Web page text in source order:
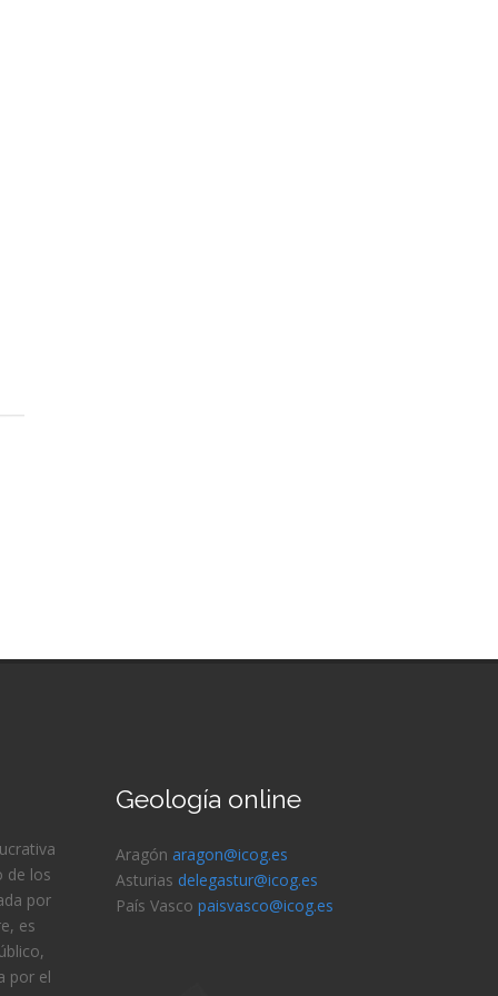
de los
por
es
por el
Geología online
Aragón aragon@icog.es
Asturias delegastur@icog.es
País Vasco paisvasco@icog.es